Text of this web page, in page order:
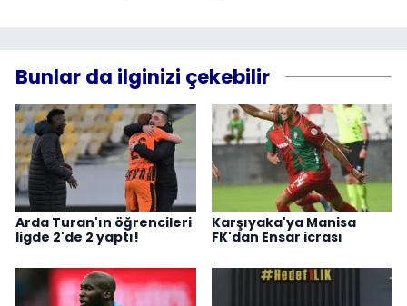
Bunlar da ilginizi çekebilir
Arda Turan'ın öğrencileri
ligde 2'de 2 yaptı!
Karşıyaka'ya Manisa
FK'dan Ensar icrası